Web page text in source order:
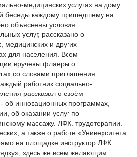
медицинских услугах на дому.
беседы каждому пришедшему на
объяснены условия
услуг, рассказано о
медицинских и других
для населения. Всем
вручены флаеры о
со словами приглашения
работник социально-
рассказал о своём
об инновационных программах,
об оказании услуг по
массажу, ЛФК, трудотерапии,
а также о работе «Университета
на площадке инструктор ЛФК
здесь же всем желающим